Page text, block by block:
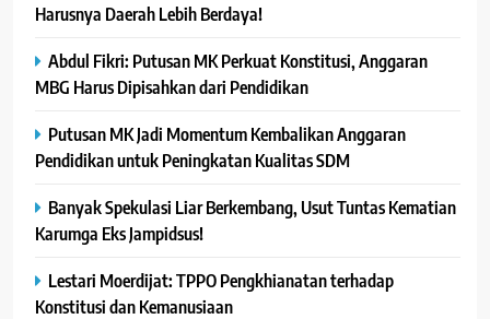
Harusnya Daerah Lebih Berdaya!
Abdul Fikri: Putusan MK Perkuat Konstitusi, Anggaran
MBG Harus Dipisahkan dari Pendidikan
Putusan MK Jadi Momentum Kembalikan Anggaran
Pendidikan untuk Peningkatan Kualitas SDM
Banyak Spekulasi Liar Berkembang, Usut Tuntas Kematian
Karumga Eks Jampidsus!
Lestari Moerdijat: TPPO Pengkhianatan terhadap
Konstitusi dan Kemanusiaan